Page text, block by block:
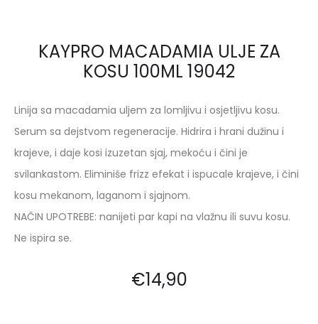
KAYPRO MACADAMIA ULJE ZA
KOSU 100ML 19042
Linija sa macadamia uljem za lomljivu i osjetljivu kosu.
Serum sa dejstvom regeneracije. Hidrira i hrani dužinu i
krajeve, i daje kosi izuzetan sjaj, mekoću i čini je
svilankastom. Eliminiše frizz efekat i ispucale krajeve, i čini
kosu mekanom, laganom i sjajnom.
NAČIN UPOTREBE: nanijeti par kapi na vlažnu ili suvu kosu.
Ne ispira se.
€14,90